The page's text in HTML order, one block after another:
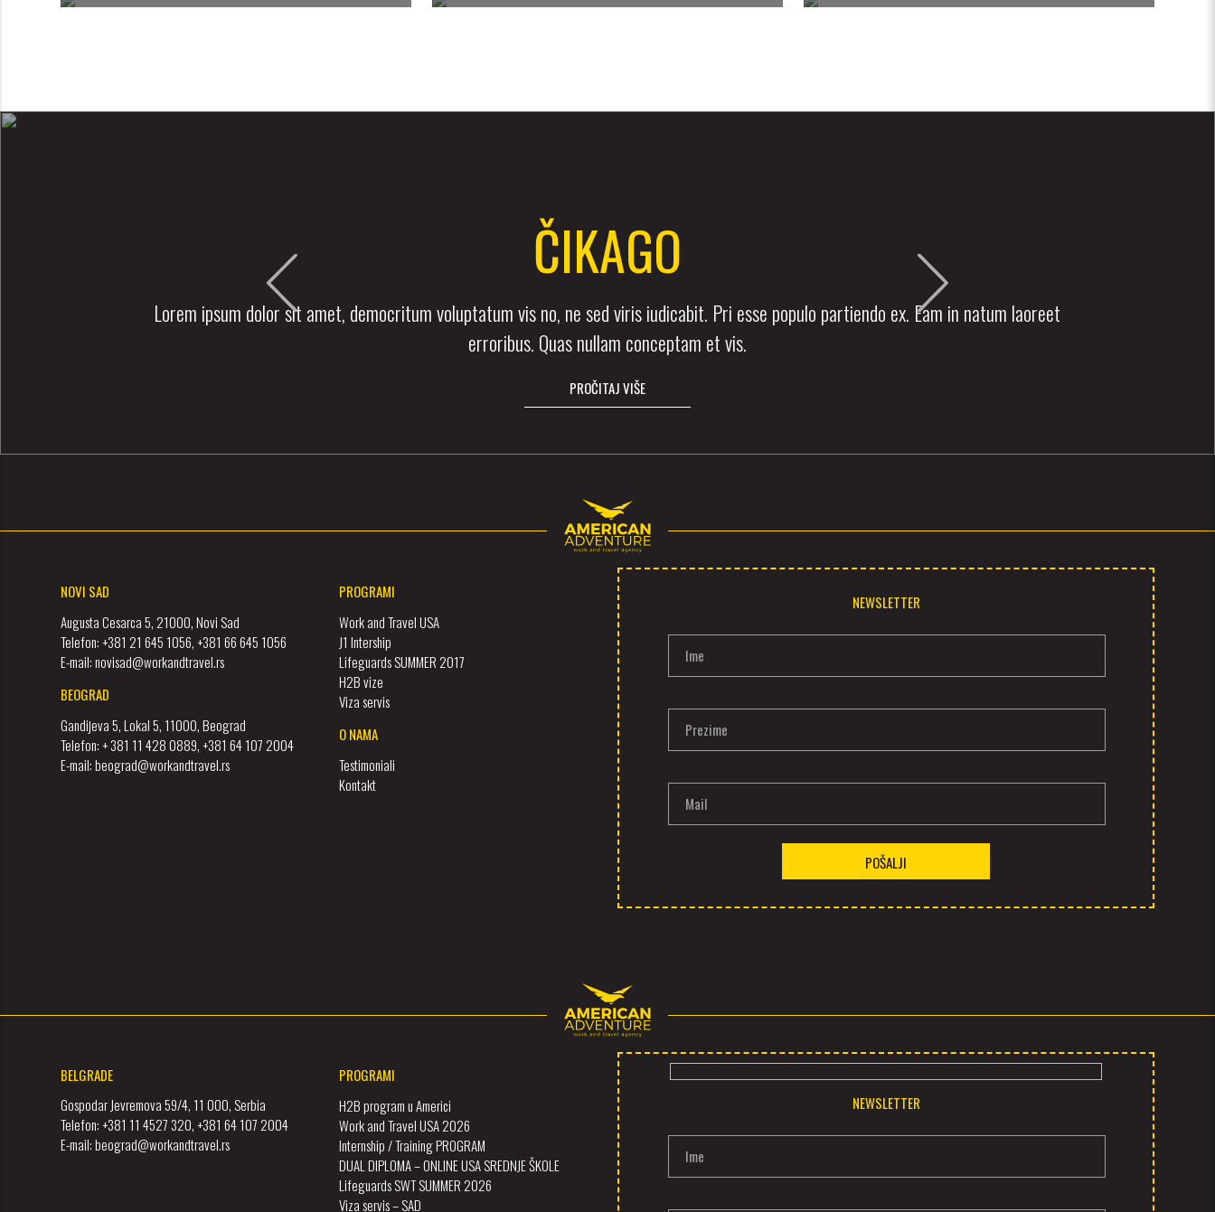
ČIKAGO
Lorem ipsum dolor sit amet, democritum voluptatum vis no, ne sed viris iudicabit. Pri esse populo partiendo ex. Eam in natum laoreet
erroribus. Quas nullam conceptam et vis.
PROČITAJ VIŠE
NOVI SAD
Augusta Cesarca 5, 21000, Novi Sad
Telefon: +381 21 645 1056, +381 66 645 1056
E-mail: novisad@workandtravel.rs
BEOGRAD
Gandijeva 5, Lokal 5, 11000, Beograd
Telefon: + 381 11 428 0889, +381 64 107 2004
E-mail: beograd@workandtravel.rs
PROGRAMI
Work and Travel USA
J1 Intership
Lifeguards SUMMER 2017
H2B vize
Viza servis
O NAMA
Testimoniali
Kontakt
NEWSLETTER
Ime
Prezime
Mail
POŠALJI
BELGRADE
Gospodar Jevremova 59/4, 11 000, Serbia
Telefon: +381 11 4527 320, +381 64 107 2004
E-mail: beograd@workandtravel.rs
PROGRAMI
H2B program u Americi
Work and Travel USA 2026
Internship / Training PROGRAM
DUAL DIPLOMA – ONLINE USA SREDNJE ŠKOLE
Lifeguards SWT SUMMER 2026
Viza servis – SAD
NEWSLETTER
Ime